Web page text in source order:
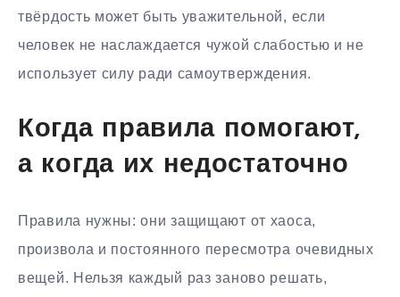
твёрдость может быть уважительной, если
человек не наслаждается чужой слабостью и не
использует силу ради самоутверждения.
Когда правила помогают,
а когда их недостаточно
Правила нужны: они защищают от хаоса,
произвола и постоянного пересмотра очевидных
вещей. Нельзя каждый раз заново решать,